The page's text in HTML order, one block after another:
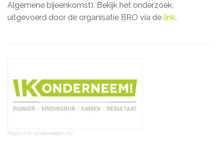
Algemene bijeenkomst). Bekijk het onderzoek,
uitgevoerd door de organisatie BRO via de link.
https://ik-onderneem.nl/